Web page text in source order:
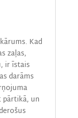
Kad
zaļas,
ir īstais
darāms
pārtikā, un